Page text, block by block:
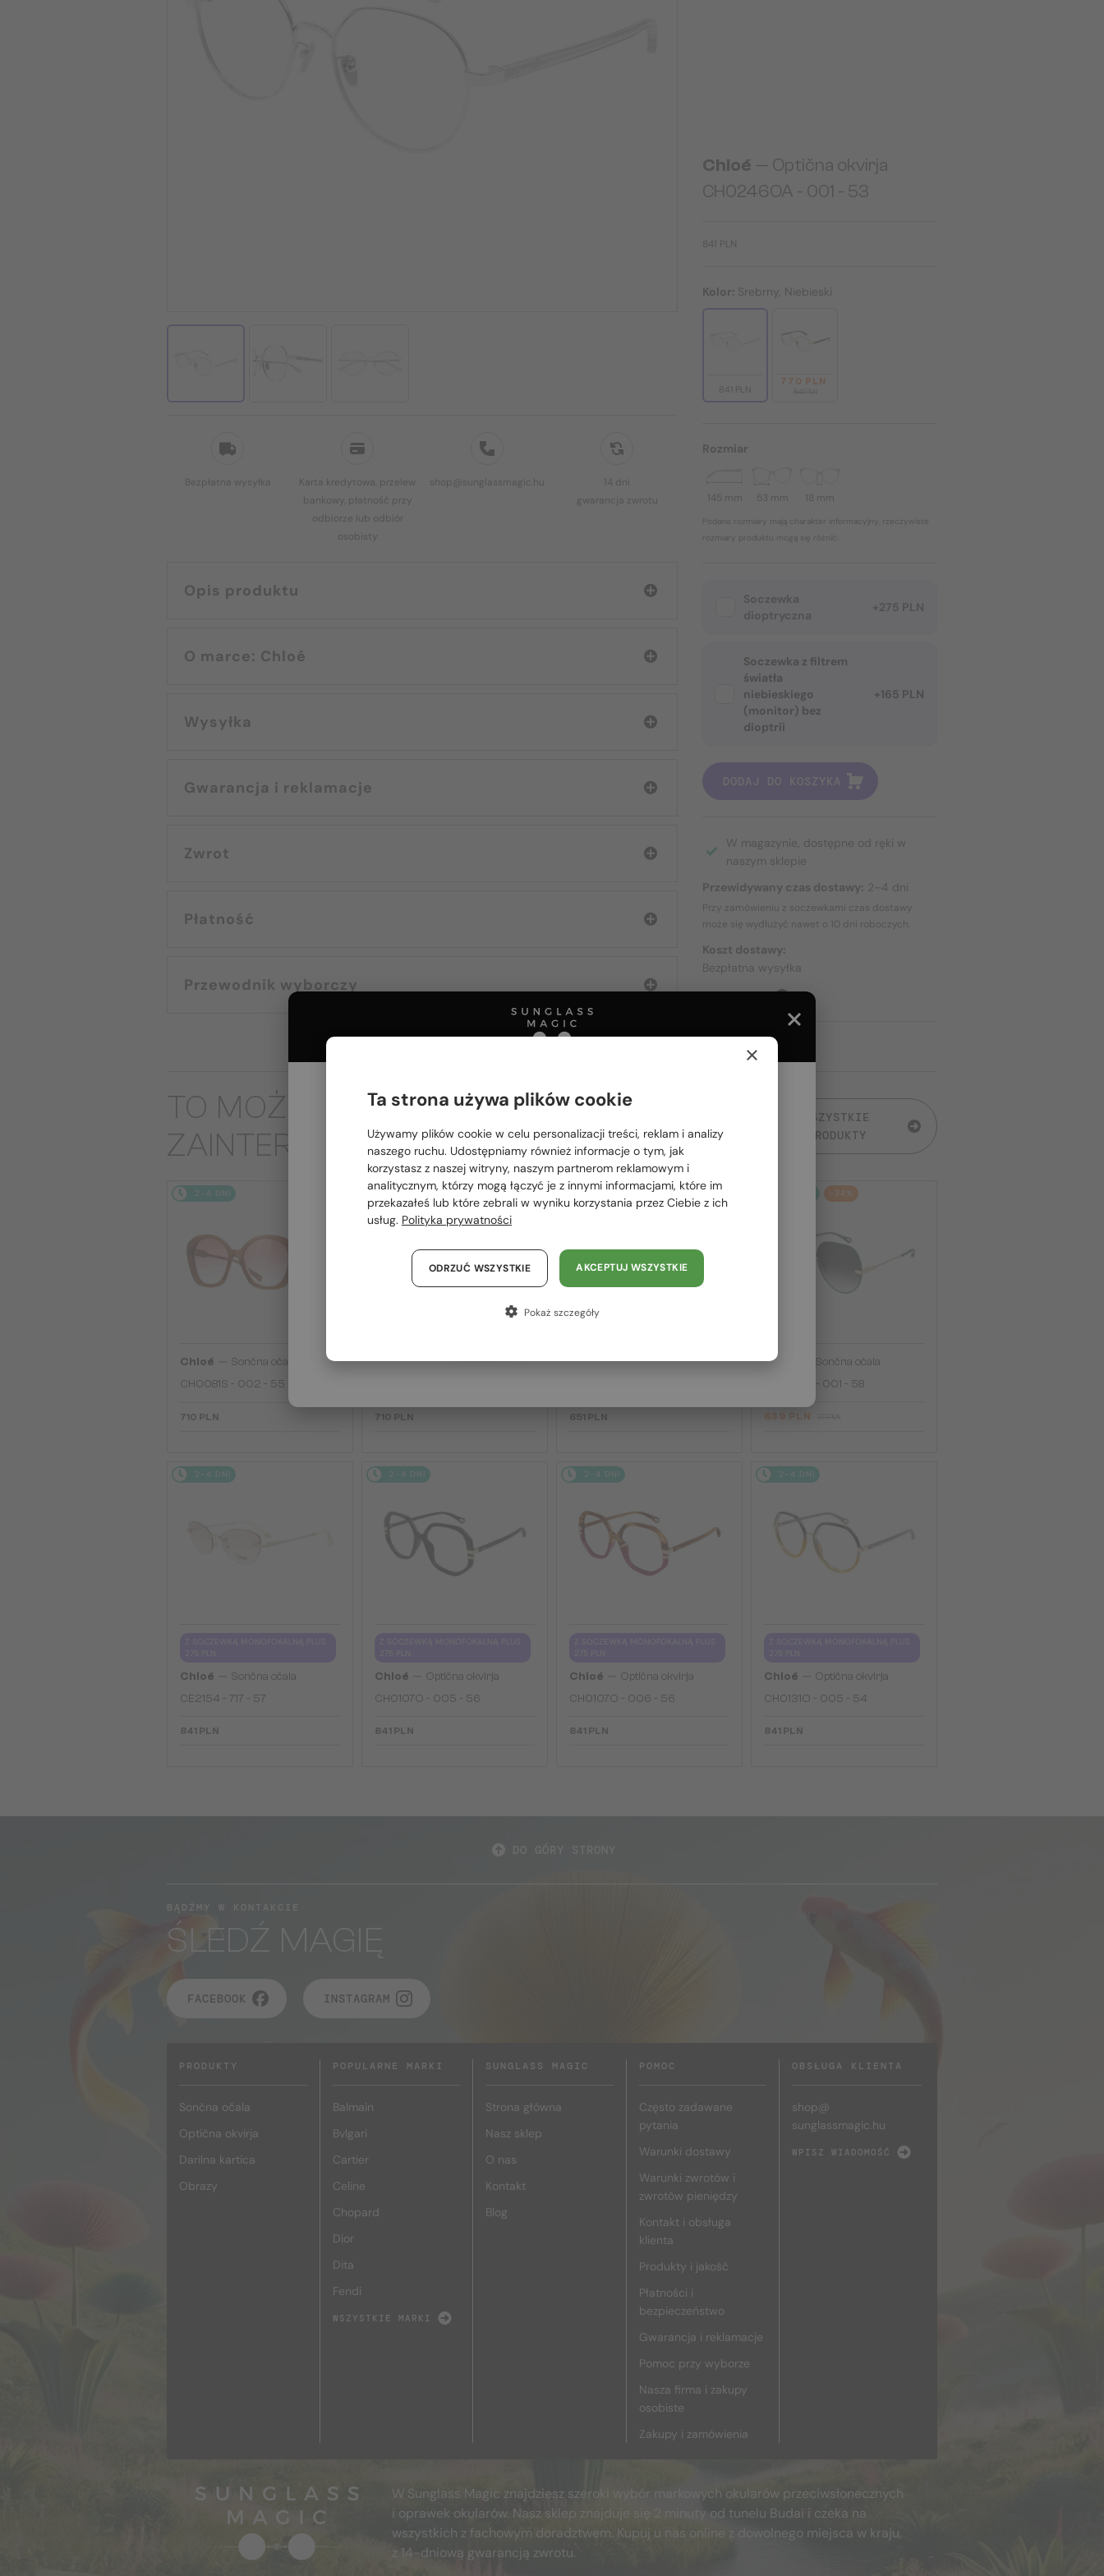
Bezpłatna wysyłka
Karta kredytowa, przelew
bankowy, płatność przy
odbiorze lub odbiór
osobisty
shop@sunglassmagic.hu
14 dni
gwarancja zwrotu
Opis produktu
O marce: Chloé
Wysyłka
Gwarancja i reklamacje
Zwrot
Płatność
Przewodnik wyborczy
Chloé — Optična okvirja
CH0246OA - 001 - 53
841 PLN
Kolor: Srebrny, Niebieski
841 PLN
770 PLN
Rozmiar
145 mm 53 mm 18 mm
Podane rozmiary mają charakter informacyjny, rzeczywiste
rozmiary produktu mogą się różnić.
Soczewka
dioptryczna
+275 PLN
Soczewka z filtrem
światła
niebieskiego
(monitor) bez
dioptrii
+165 PLN
DODAJ DO KOSZYKA
W magazynie, dostępne od ręki w
naszym sklepie
Przewidywany czas dostawy: 2–4 dni
Przy zamówieniu z soczewkami czas dostawy
może się wydłużyć nawet o 10 dni roboczych.
Koszt dostawy:
Bezpłatna wysyłka
O DOSTAWIE
TO MOŻE CIĘ RÓWNIEŻ
ZAINTERESOWAĆ
WSZYSTKIE
PRODUKTY
2-4 DNI
Chloé
Sončna očala
CH0081S - 002 - 55
710 PLN
2-4 DNI
Chloé—Sončna očala
710 PLN
2-4 DNI
Chloé—Sončna očala
651 PLN
-34%
Chloé
Sončna očala
CH0135S - 001 - 58
639 PLN
2-4 DNI
Chloé
Sončna očala
CE2154 - 717 - 57
841 PLN
2-4 DNI
Chloé
Optična okvirja
CH0107O - 005 - 56
841 PLN
2-4 DNI
Chloé
Optična okvirja
CH0107O - 006 - 56
841 PLN
2-4 DNI
Chloé
Optična okvirja
CH0131O - 005 - 54
841 PLN
BĄDŹMY W KONTAKCIE
ŚLEDŹ MAGIĘ
FACEBOOK INSTAGRAM
PRODUKTY
Sončna očala
Optična okvirja
Darilna kartica
Obrazy
POPULARNE MARKI
Balmain
Bvlgari
Cartier
Celine
Chopard
Dior
Dita
Fendi
WSZYSTKIE MARKI
SUNGLASS MAGIC
Strona główna
Nasz sklep
O nas
Kontakt
Blog
POMOC
Często zadawane
pytania
Warunki dostawy
Warunki zwrotów i
zwrotów pieniędzy
Kontakt i obsługa
klienta
Produkty i jakość
Płatności i
bezpieczeństwo
Gwarancja i reklamacje
Pomoc przy wyborze
Nasza firma i zakupy
osobiste
Zakupy i zamówienia
OBSŁUGA KLIENTA
shop@
sunglassmagic.hu
WPISZ WIADOMOŚĆ
W Sunglass Magic znajdziesz szeroki wybór markowych okularów przeciwsłonecznych
i oprawek okularów. Nasz sklep znajduje się 2 minuty od tunelu Budai i czeka na
wszystkich z fachowym doradztwem. Kupuj u nas online z dowolnego miejsca w kraju,
z 14-dniową gwarancją zwrotu.
Proszę wybierz z listy odpowiedni dla Ciebie kraj:
Polska / PL
România / RO
Magyarország / HU
Austria / AT
Francja / FR
×
Ta strona używa plików cookie
Używamy plików cookie w celu personalizacji treści, reklam i analizy
naszego ruchu. Udostępniamy również informacje o tym, jak
korzystasz z naszej witryny, naszym partnerom reklamowym i
analitycznym, którzy mogą łączyć je z innymi informacjami, które im
przekazałeś lub które zebrali w wyniku korzystania przez Ciebie z ich
usług. Polityka prywatności
AKCEPTUJ WSZYSTKIE
ODRZUĆ WSZYSTKIE
Pokaż szczegóły